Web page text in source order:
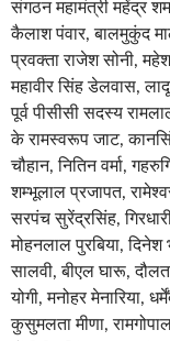
संगठन महामंत्री महेंद्र
कैलाश पंवार, बालमुकुंद
प्रवक्ता राजेश सोनी,
महावीर सिंह डेलवास,
पूर्व पीसीसी सदस्य
के रामस्वरूप जाट,
चौहान, नितिन वर्मा,
शम्भूलाल प्रजापत,
सरपंच सुरेंद्रसिंह,
मोहनलाल पुरबिया, दिनेश
सालवी, बीएल घारू,
योगी, मनोहर मेनारिया,
कुसुमलता मीणा,